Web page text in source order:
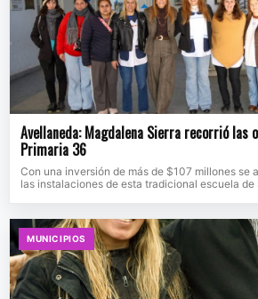
Avellaneda: Magdalena Sierra recorrió las
Primaria 36
Con una inversión de más de $107 millones se
las instalaciones de esta tradicional escuela de
MUNICIPIOS